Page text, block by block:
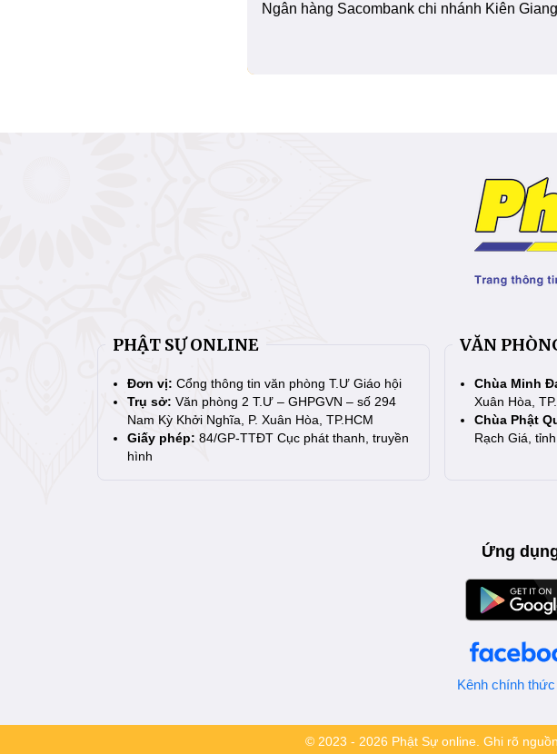
Ngân hàng Sacombank chi nhánh Kiên Giang
PHẬT SỰ ONLINE
Đơn vị: Cổng thông tin văn phòng T.Ư Giáo hội
Trụ sở: Văn phòng 2 T.Ư – GHPGVN – số 294
Nam Kỳ Khởi Nghĩa, P. Xuân Hòa, TP.HCM
Giấy phép: 84/GP-TTĐT Cục phát thanh, truyền
hình
VĂN
Chùa Minh
Xuân Hòa,
Chùa Phật
Rạch Giá,
Ứng
Kênh chính
© 2023 - 2026 Phật Sự online. Ghi rõ